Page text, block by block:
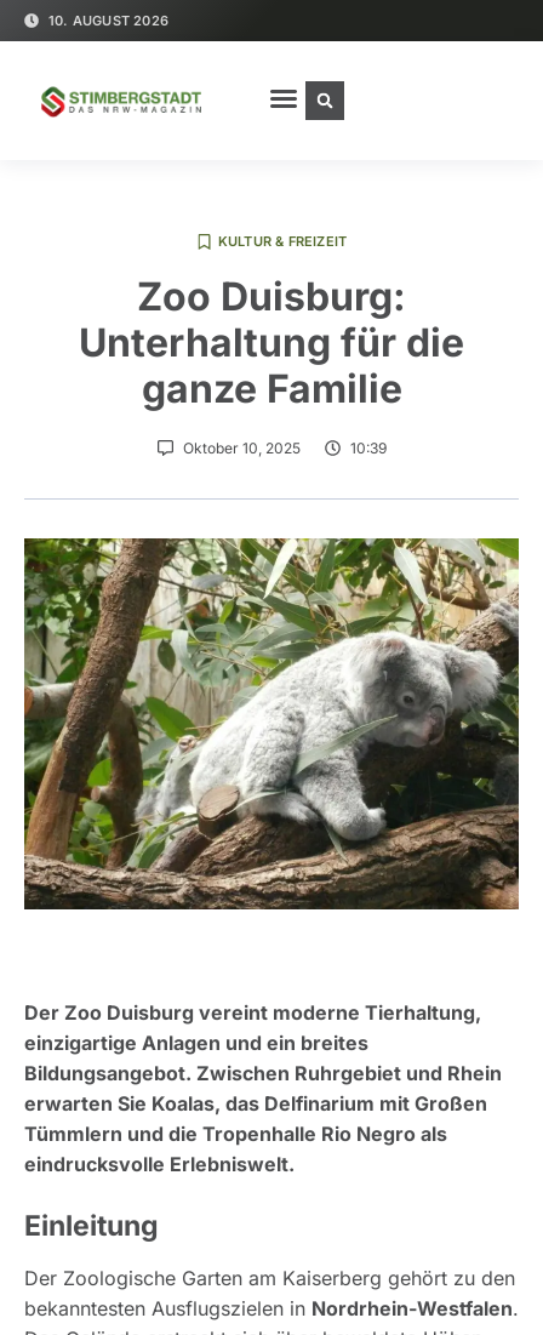
10. AUGUST 2026
KULTUR & FREIZEIT
Zoo Duisburg:
Unterhaltung für die
ganze Familie
Oktober 10, 2025 10:39
Der Zoo Duisburg vereint moderne Tierhaltung,
einzigartige Anlagen und ein breites
Bildungsangebot. Zwischen Ruhrgebiet und Rhein
erwarten Sie Koalas, das Delfinarium mit Großen
Tümmlern und die Tropenhalle Rio Negro als
eindrucksvolle Erlebniswelt.
Einleitung
Der Zoologische Garten am Kaiserberg gehört zu den
bekanntesten Ausflugszielen in Nordrhein-Westfalen.